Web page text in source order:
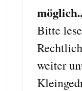
Bitte
weiter